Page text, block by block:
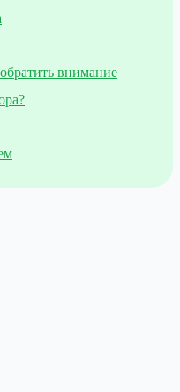
внимание